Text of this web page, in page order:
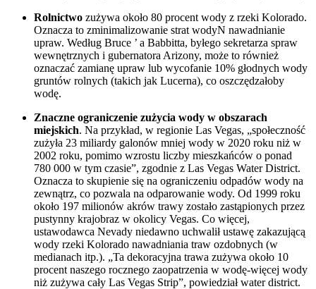
Rolnictwo zużywa około 80 procent wody z rzeki Kolorado.
Oznacza to zminimalizowanie strat wodyN nawadnianie
upraw. Według Bruce ’ a Babbitta, byłego sekretarza spraw
wewnętrznych i gubernatora Arizony, może to również
oznaczać zamianę upraw lub wycofanie 10% głodnych wody
gruntów rolnych (takich jak Lucerna), co oszczędzałoby
wodę.
Znaczne ograniczenie zużycia wody w obszarach
miejskich. Na przykład, w regionie Las Vegas, „społeczność
zużyła 23 miliardy galonów mniej wody w 2020 roku niż w
2002 roku, pomimo wzrostu liczby mieszkańców o ponad
780 000 w tym czasie”, zgodnie z Las Vegas Water District.
Oznacza to skupienie się na ograniczeniu odpadów wody na
zewnątrz, co pozwala na odparowanie wody. Od 1999 roku
około 197 milionów akrów trawy zostało zastąpionych przez
pustynny krajobraz w okolicy Vegas. Co więcej,
ustawodawca Nevady niedawno uchwalił ustawę zakazującą
wody rzeki Kolorado nawadniania traw ozdobnych (w
medianach itp.). „Ta dekoracyjna trawa zużywa około 10
procent naszego rocznego zaopatrzenia w wodę-więcej wody
niż zużywa cały Las Vegas Strip”, powiedział water district.